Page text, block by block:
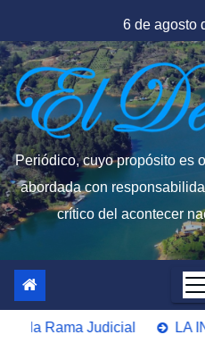
al
contenido
6 de agosto
Periódico, cuyo propósito es
abordada con
crítico del acontecer
LA INTELIGENCIA